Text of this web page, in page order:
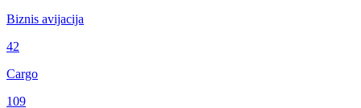
Biznis avijacija
42
Cargo
109